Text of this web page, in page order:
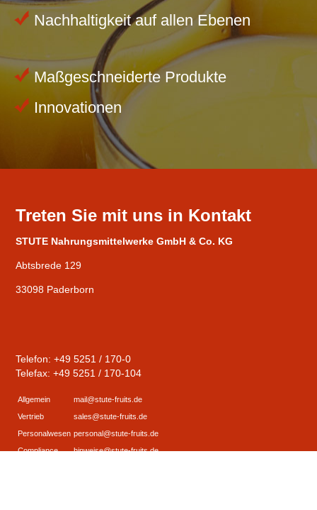
Nachhaltigkeit auf allen Ebenen
Maßgeschneiderte Produkte
Innovationen
Treten Sie mit uns in Kontakt
STUTE Nahrungsmittelwerke GmbH & Co. KG
Abtsbrede 129
33098 Paderborn
Telefon: +49 5251 / 170-0
Telefax: +49 5251 / 170-104
Allgemein
mail@stute-fruits.de
Vertrieb
sales@stute-fruits.de
Personalwesen personal@stute-fruits.de
Compliance
hinweise@stute-fruits.de